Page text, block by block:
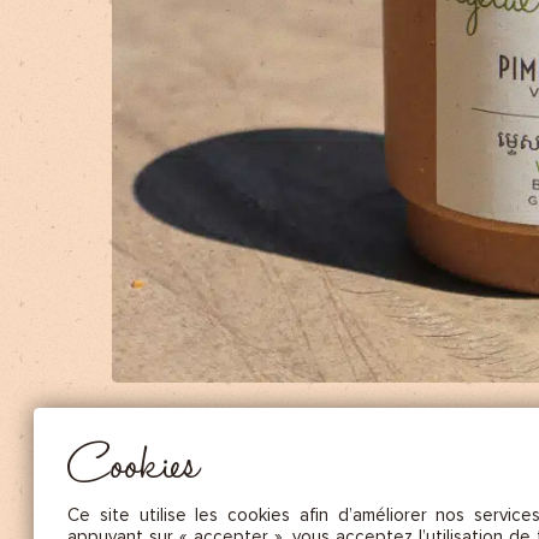
NOS MOUTARDES
NOS ÉPICES GOURMANDES
NOS TISANES
Cookies
Ce site utilise les cookies afin d’améliorer nos
Essentiel
CES COOKIES SONT NÉCESSAIRES AU BON FONCTIONNEMENT DU SITE. ILS NE PEUVENT PAS
DÉSACTIVÉS.
Mesure d’audience
Ces cookies nous permettent de mesurer le nombre de visites, de
d’établir des statistiques afin d’en améliorer la qualité, l’ergonomie et
performance.
Les cookies marketing sont utilisés pour effectuer le suivi des